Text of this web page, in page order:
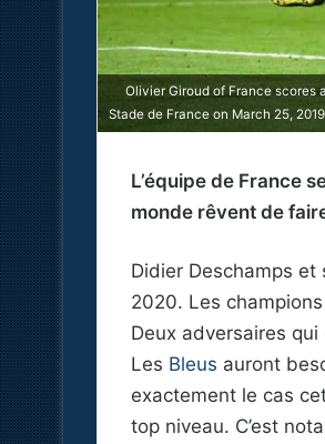
Olivier Giroud of France scores
Stade de France on March 25,
L’équipe de France
monde rêvent de
Didier Deschamps et
2020. Les
Deux adversaires
Les Bleus auront
exactement le cas
top niveau. C’est